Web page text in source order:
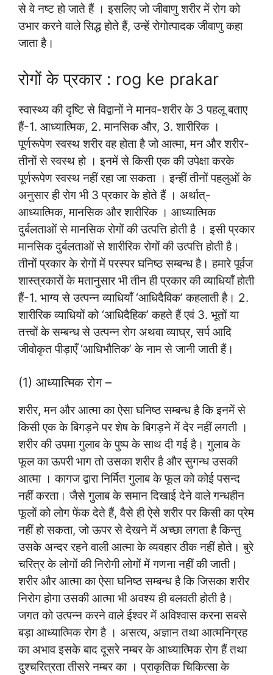
से वे नष्ट हो जाते हैं । इसलिए जो जीवाणु शरीर में रोग को
उभार करने वाले सिद्ध होते हैं, उन्हें रोगोत्पादक जीवाणु कहा
जाता है।
रोगों के प्रकार : rog ke prakar
स्वास्थ्य की दृष्टि से विद्वानों ने मानव-शरीर के 3 पहलू बताए
हैं-1. आध्यात्मिक, 2. मानसिक और, 3. शारीरिक ।
पूर्णरूपेण स्वस्थ शरीर वह होता है जो आत्मा, मन और शरीर-
तीनों से स्वस्थ हो । इनमें से किसी एक की उपेक्षा करके
पूर्णरूपेण स्वस्थ नहीं रहा जा सकता । इन्हीं तीनों पहलुओं के
अनुसार ही रोग भी 3 प्रकार के होते हैं । अर्थात्-
आध्यात्मिक, मानसिक और शारीरिक । आध्यात्मिक
दुर्बलताओं से मानसिक रोगों की उत्पत्ति होती है । इसी प्रकार
मानसिक दुर्बलताओं से शारीरिक रोगों की उत्पत्ति होती है।
तीनों प्रकार के रोगों में परस्पर घनिष्ठ सम्बन्ध है। हमारे पूर्वज
शास्त्रकारों के मतानुसार भी तीन ही प्रकार की व्याधियाँ होती
हैं-1. भाग्य से उत्पन्न व्याधियाँ ‘आधिदैविक’ कहलाती है। 2.
शारीरिक व्याधियों को ‘आधिदैहिक’ कहते हैं एवं 3. भूतों या
तत्त्वों के सम्बन्ध से उत्पन्न रोग अथवा व्याघ्र, सर्प आदि
जीवोकृत पीड़ाएँ ‘आधिभौतिक’ के नाम से जानी जाती हैं।
(1) आध्यात्मिक रोग –
शरीर, मन और आत्मा का ऐसा घनिष्ठ सम्बन्ध है कि इनमें से
किसी एक के बिगड़ने पर शेष के बिगड़ने में देर नहीं लगती ।
शरीर की उपमा गुलाब के पुष्प के साथ दी गई है। गुलाब के
फूल का ऊपरी भाग तो उसका शरीर है और सुगन्ध उसकी
आत्मा । कागज द्वारा निर्मित गुलाब के फूल को कोई पसन्द
नहीं करता। जैसे गुलाब के समान दिखाई देने वाले गन्धहीन
फूलों को लोग फेंक देते हैं, वैसे ही ऐसे शरीर पर किसी का प्रेम
नहीं हो सकता, जो ऊपर से देखने में अच्छा लगता है किन्तु
उसके अन्दर रहने वाली आत्मा के व्यवहार ठीक नहीं होते। बुरे
चरित्र के लोगों की निरोगी लोगों में गणना नहीं की जाती।
शरीर और आत्मा का ऐसा घनिष्ठ सम्बन्ध है कि जिसका शरीर
निरोग होगा उसकी आत्मा भी अवश्य ही बलवती होती है।
जगत को उत्पन्न करने वाले ईश्वर में अविश्वास करना सबसे
बड़ा आध्यात्मिक रोग है । असत्य, अज्ञान तथा आत्मनिग्रह
का अभाव इसके बाद दूसरे नम्बर के आध्यात्मिक रोग हैं तथा
दुश्चरित्रता तीसरे नम्बर का । प्राकृतिक चिकित्सा के